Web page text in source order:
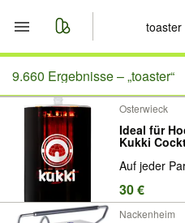
Start
Merkliste
Nachrichten
Anzeige aufgeben
9.660 Ergebnisse –„toaster“
Osterwieck
Ideal für
Kukki
Auf jeder
30 €
Nackenheim